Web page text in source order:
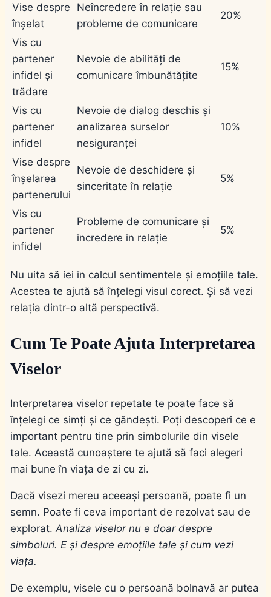
Vise despre
înșelat
Neîncredere în relație sau
probleme de comunicare
20%
Vis cu
partener
infidel și
trădare
Nevoie de abilități de
comunicare îmbunătățite
15%
Vis cu
partener
infidel
Nevoie de dialog deschis și
analizarea surselor
nesiguranței
10%
Vise despre
înșelarea
partenerului
Nevoie de deschidere și
sinceritate în relație
5%
Vis cu
partener
infidel
Probleme de comunicare și
încredere în relație
5%
Nu uita să iei în calcul sentimentele și emoțiile tale.
Acestea te ajută să înțelegi visul corect. Și să vezi
relația dintr-o altă perspectivă.
Cum Te Poate Ajuta Interpretarea
Viselor
Interpretarea viselor repetate te poate face să
înțelegi ce simți și ce gândești. Poți descoperi ce e
important pentru tine prin simbolurile din visele
tale. Această cunoaștere te ajută să faci alegeri
mai bune în viața de zi cu zi.
Dacă visezi mereu aceeași persoană, poate fi un
semn. Poate fi ceva important de rezolvat sau de
explorat. Analiza viselor nu e doar despre
simboluri. E și despre emoțiile tale și cum vezi
viața.
De exemplu, visele cu o persoană bolnavă ar putea